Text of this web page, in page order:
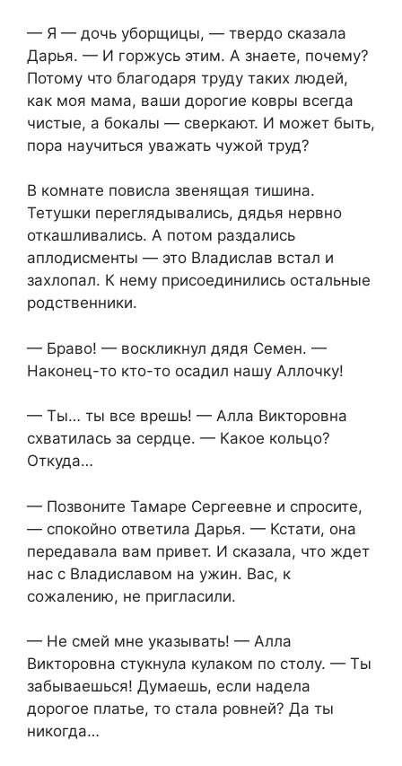
— Я — дочь уборщицы, — твердо сказала
Дарья. — И горжусь этим. А знаете, почему?
Потому что благодаря труду таких людей,
как моя мама, ваши дорогие ковры всегда
чистые, а бокалы — сверкают. И может быть,
пора научиться уважать чужой труд?
В комнате повисла звенящая тишина.
Тетушки переглядывались, дядья нервно
откашливались. А потом раздались
аплодисменты — это Владислав встал и
захлопал. К нему присоединились остальные
родственники.
— Браво! — воскликнул дядя Семен. —
Наконец-то кто-то осадил нашу Аллочку!
— Ты… ты все врешь! — Алла Викторовна
схватилась за сердце. — Какое кольцо?
Откуда…
— Позвоните Тамаре Сергеевне и спросите,
— спокойно ответила Дарья. — Кстати, она
передавала вам привет. И сказала, что ждет
нас с Владиславом на ужин. Вас, к
сожалению, не пригласили.
— Не смей мне указывать! — Алла
Викторовна стукнула кулаком по столу. — Ты
забываешься! Думаешь, если надела
дорогое платье, то стала ровней? Да ты
никогда…